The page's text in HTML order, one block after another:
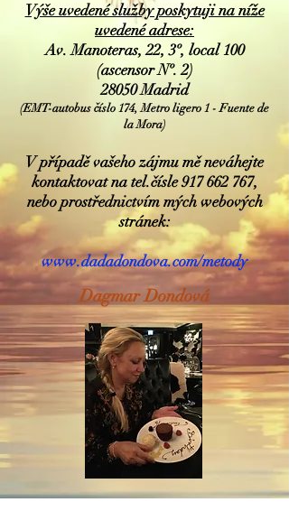
Výše uvedené služby poskytuji na níže
uvedené adrese:
Av. Manoteras, 22, 3º, local 100
(ascensor Nº. 2)
28050 Madrid
(EMT-autobus číslo 174, Metro ligero 1 - Fuente de
la Mora)
V případě vašeho zájmu mě neváhejte
kontaktovat na tel.čísle917 662 767,
nebo prostřednictvím mých webových
stránek:
www.dadadondova.com/metody
Dagmar Dondová